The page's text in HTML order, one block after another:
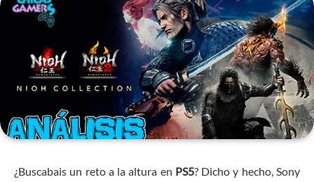
¿Buscabais un reto a la altura en PS5? Dicho y hecho, Sony